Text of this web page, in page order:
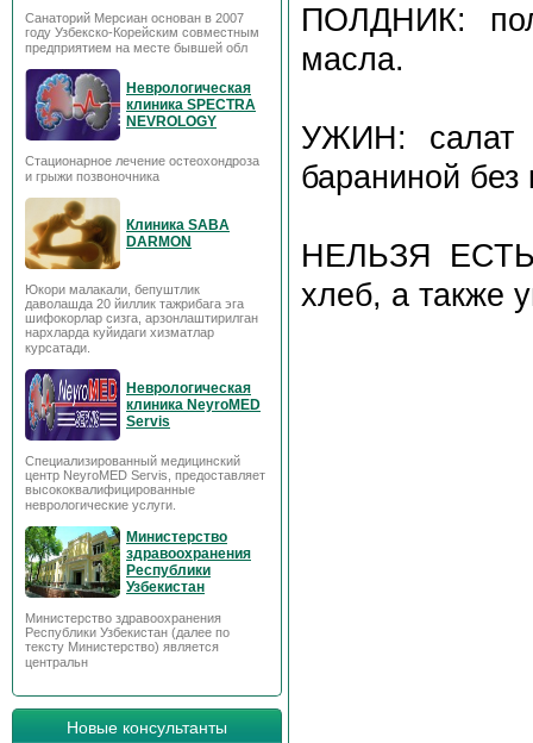
Санаторий Мерсиан основан в 2007
году Узбекско-Корейским совместным
предприятием на месте бывшей обл
Неврологическая
клиника SPECTRA
NEVROLOGY
Стационарное лечение остеохондроза
и грыжи позвоночника
Клиника SABA
DARMON
Юкори малакали, бепуштлик
даволашда 20 йиллик тажрибага эга
шифокорлар сизга, арзонлаштирилган
нархларда куйидаги хизматлар
курсатади.
Неврологическая
клиника NeyroMED
Servis
Специализированный медицинский
центр NeyroMED Servis, предоставляет
высококвалифицированные
неврологические услуги.
Министерство
здравоохранения
Республики
Узбекистан
Министерство здравоохранения
Республики Узбекистан (далее по
тексту Министерство) является
центральн
Новые консультанты
ПОЛДНИК:
масла.
УЖИН: салат
бараниной
НЕЛЬЗЯ ЕСТЬ:
хлеб, а также